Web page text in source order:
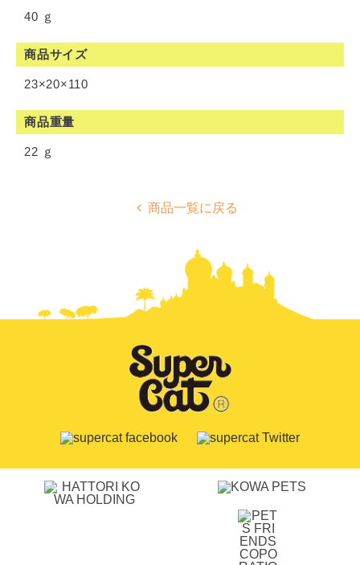
40 ｇ
商品サイズ
23×20×110
商品重量
22 ｇ
商品一覧に戻る